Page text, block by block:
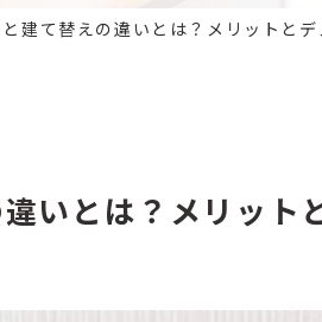
建て替えの違いとは？メリットとデ
いとは？メリット